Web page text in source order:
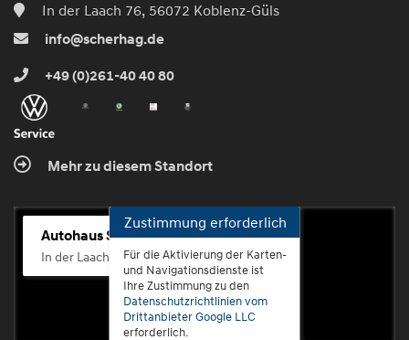
In der Laach 76, 56072 Koblenz-Güls
info@scherhag.de
+49 (0)261-40 40 80
Mehr zu diesem Standort
Autohaus Scherhag
In der Laach 76, 56072 Koblenz-Güls
Zustimmung erforderlich
Für die Aktivierung der Karten-
und Navigationsdienste ist
Ihre Zustimmung zu den
Datenschutzrichtlinien vom
Drittanbieter Google LLC
erforderlich.